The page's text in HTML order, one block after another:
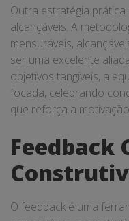
Outra estratégia
alcançáveis. A
mensuráveis,
ser uma excelente
objetivos tangíveis, a
focada, celebrando
que reforça a
Feedback
O feedback é uma